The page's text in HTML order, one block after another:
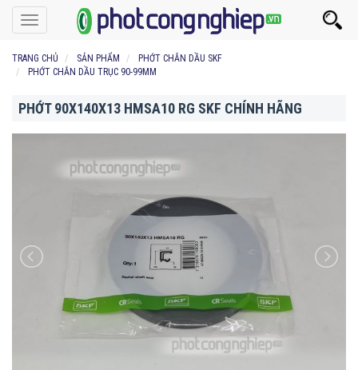
Toggle
navigation
TRANG CHỦ SẢN PHẨM
PHỚT CHẮN DẦU SKF
PHỚT CHẮN DẦU TRỤC 90-99MM
PHỚT 90X140X13 HMSA10 RG SKF CHÍNH HÃNG